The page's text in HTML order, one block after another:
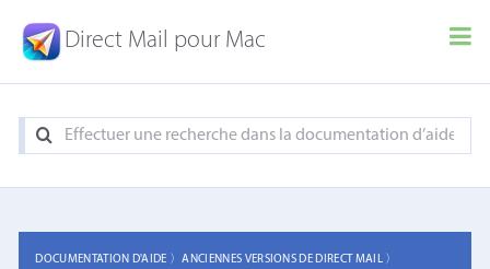
Direct Mail pour Mac
DOCUMENTATION D'AIDE 〉ANCIENNES VERSIONS DE DIRECT MAIL 〉